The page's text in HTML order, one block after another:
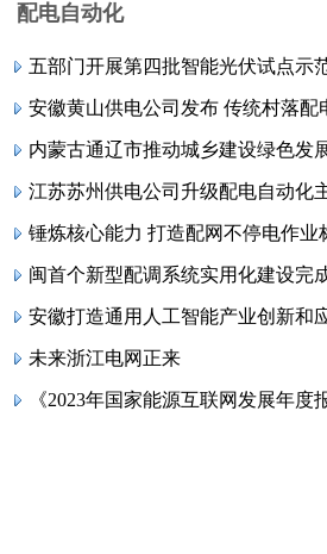
配电自动化
五部门开展第四批智能光伏试点示
安徽黄山供电公司发布 传统村落配
内蒙古通辽市推动城乡建设绿色发
江苏苏州供电公司升级配电自动化
锤炼核心能力 打造配网不停电作业
闽首个新型配调系统实用化建设完
安徽打造通用人工智能产业创新和
未来浙江电网正来
《2023年国家能源互联网发展年度